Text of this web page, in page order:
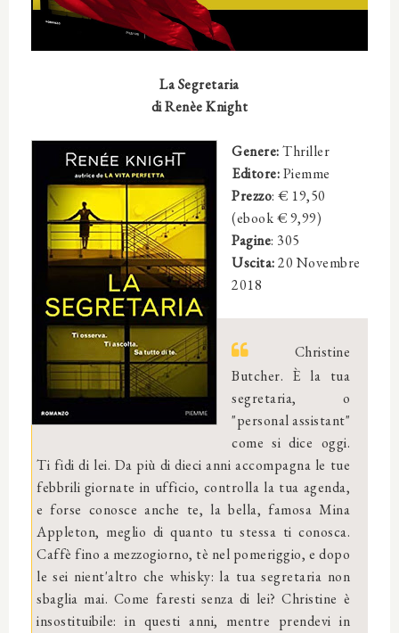
La Segretaria
diRenèe Knight
Genere:Thriller
Editore:Piemme
Prezzo: € 19,50
(ebook € 9,99)
Pagine: 305
Uscita:20 Novembre
2018
Christine
Butcher. È la tua
segretaria, o
"personal assistant"
come si dice oggi.
Ti fidi di lei. Da più di dieci anni accompagna le tue
febbrili giornate in ufficio, controlla la tua agenda,
e forse conosce anche te, la bella, famosa Mina
Appleton, meglio di quanto tu stessa ti conosca.
Caffè fino a mezzogiorno, tè nel pomeriggio, e dopo
le sei nient'altro che whisky: la tua segretaria non
sbaglia mai. Come faresti senza di lei? Christine è
insostituibile: in questi anni, mentre prendevi in